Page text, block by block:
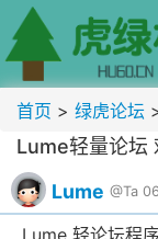
首页 > 绿虎论坛
Lume轻量论坛
Lume @Ta
Lume 轻论坛程